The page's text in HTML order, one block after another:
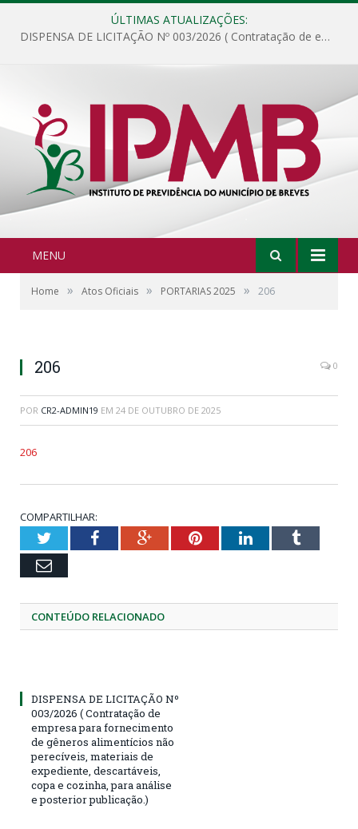
ÚLTIMAS ATUALIZAÇÕES:
DISPENSA DE LICITAÇÃO Nº 003/2026 ( Contratação de empresa para fornecimento de gêneros alimentícios não perecíveis, materiais de expediente, descartáveis, copa e cozinha, para análise e posterior publicação.)
MENU
Home » Atos Oficiais » PORTARIAS 2025 » 206
206 0
POR CR2-ADMIN19 EM 24 DE OUTUBRO DE 2025
206
COMPARTILHAR:
TwitterFacebookGoogle+PinterestLinkedInTumblr
Email
CONTEÚDO RELACIONADO
DISPENSA DE LICITAÇÃO Nº
003/2026 ( Contratação de
empresa para fornecimento
de gêneros alimentícios não
perecíveis, materiais de
expediente, descartáveis,
copa e cozinha, para análise
e posterior publicação.)